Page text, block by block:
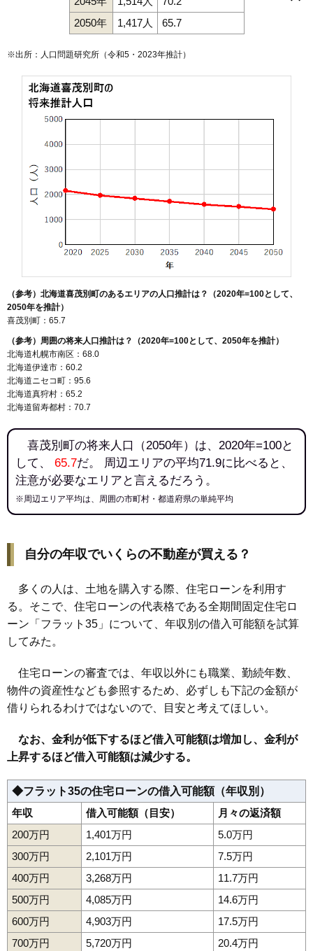
2050年
1,417人 65.7
※出所：人口問題研究所（令和5・2023年推計）
（参考）北海道喜茂別町のあるエリアの人口推計は？（2020年=100として、
2050年を推計）
喜茂別町：65.7
（参考）周囲の将来人口推計は？（2020年=100として、2050年を推計）
北海道札幌市南区：68.0
北海道伊達市：60.2
北海道ニセコ町：95.6
北海道真狩村：65.2
北海道留寿都村：70.7
喜茂別町の将来人口（2050年）は、2020年=100と
して、 65.7だ。 周辺エリアの平均71.9に比べると、
注意が必要なエリアと言えるだろう。
※周辺エリア平均は、周囲の市町村・都道府県の単純平均
自分の年収でいくらの不動産が買える？
多くの人は、土地を購入する際、住宅ローンを利用す
る。そこで、住宅ローンの代表格である全期間固定住宅ロ
ーン「フラット35」について、年収別の借入可能額を試算
してみた。
住宅ローンの審査では、年収以外にも職業、勤続年数、
物件の資産性なども参照するため、必ずしも下記の金額が
借りられるわけではないので、目安と考えてほしい。
なお、金利が低下するほど借入可能額は増加し、金利が
上昇するほど借入可能額は減少する。
◆フラット35の住宅ローンの借入可能額（年収別）
年収
借入可能額（目安）
月々の返済額
200万円
1,401万円
5.0万円
300万円
2,101万円
7.5万円
400万円
3,268万円
11.7万円
500万円
4,085万円
14.6万円
600万円
4,903万円
17.5万円
700万円
5,720万円
20.4万円
喜茂別鈴川